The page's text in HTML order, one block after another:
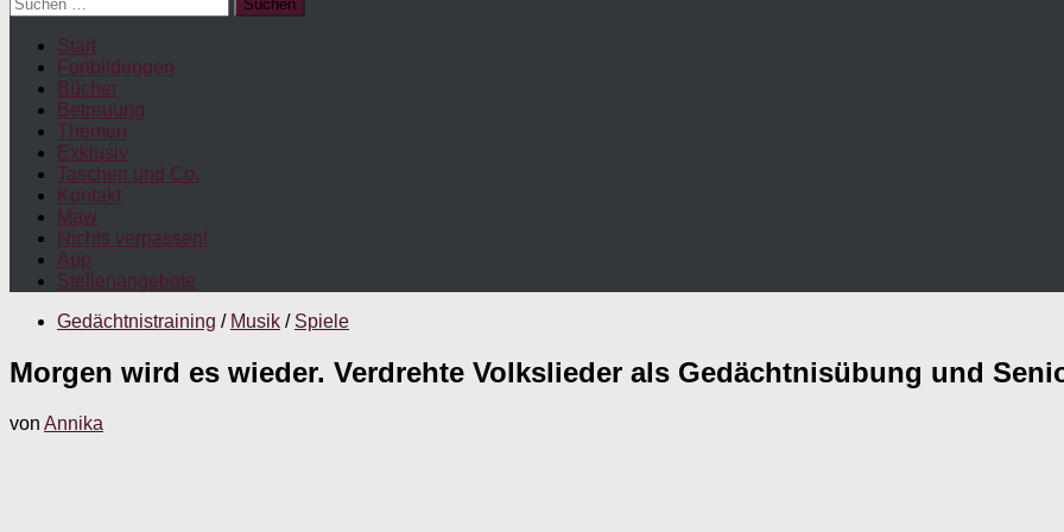
nach:
Start
Fortbildungen
Bücher
Betreuung
Themen
Exklusiv
Taschen und Co.
Kontakt
Maw
Nichts verpassen!
App
Stellenangebote
Gedächtnistraining / Musik / Spiele
Morgen wird es wieder. Verdrehte Volkslieder als Gedächtnisübung und
von Annika